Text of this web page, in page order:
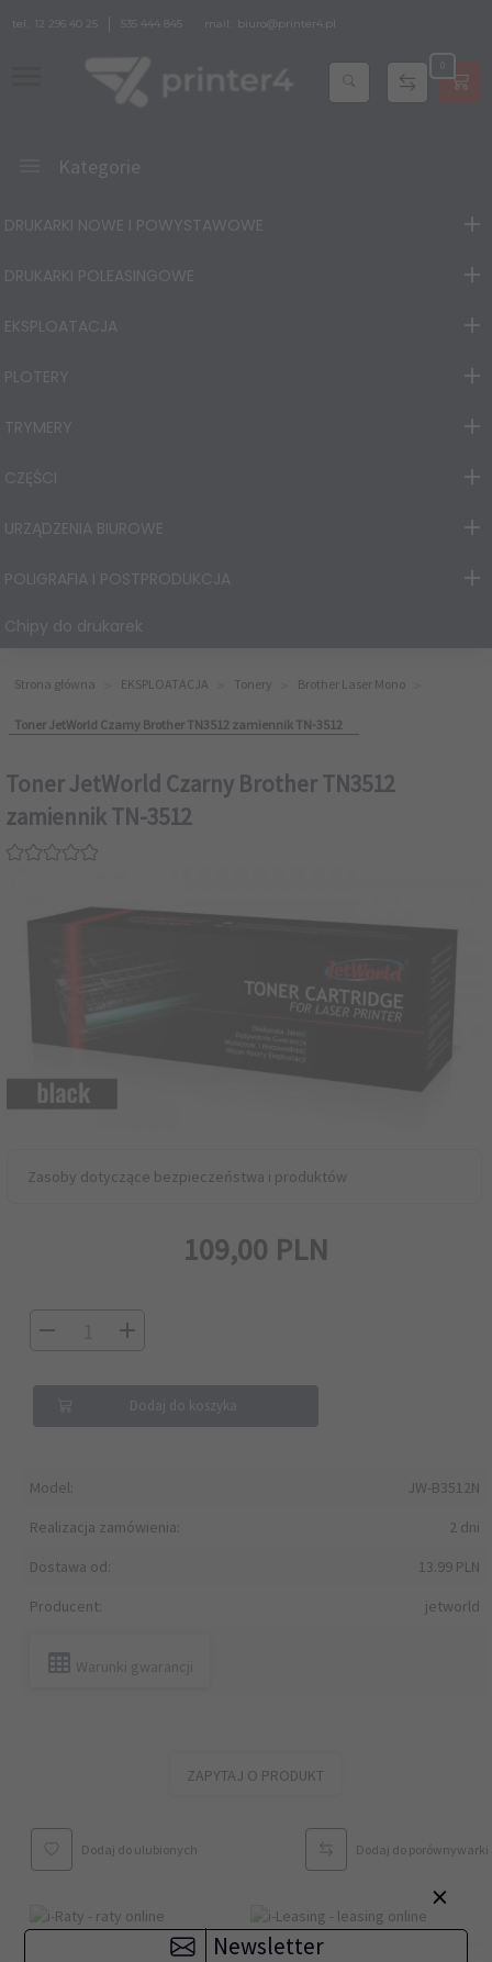
tel. 12 296 40 25 535 444 845 mail: biuro@printer4.pl
Kategorie
DRUKARKI NOWE I POWYSTAWOWE
DRUKARKI POLEASINGOWE
EKSPLOATACJA
PLOTERY
TRYMERY
CZĘŚCI
URZĄDZENIA BIUROWE
POLIGRAFIA I POSTPRODUKCJA
Chipy do drukarek
Strona główna EKSPLOATACJA Tonery Brother Laser Mono
Toner JetWorld Czarny Brother TN3512 zamiennik TN-3512
Toner JetWorld Czarny Brother TN3512
zamiennik TN-3512
Zasoby dotyczące bezpieczeństwa i produktów
Model:
JW-B3512N
Realizacja zamówienia:
2 dni
Dostawa od:
13.99 PLN
Producent:
jetworld
Warunki gwarancji
109,00 PLN
ZAPYTAJ O PRODUKT
Dodaj do koszyka
Dodaj do ulubionych Dodaj do porównywarki
×
Newsletter